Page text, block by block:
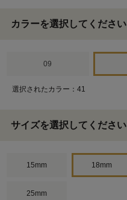
カラーを選択してください
09
選択されたカラー：41
サイズを選択してください
15mm 18mm
25mm